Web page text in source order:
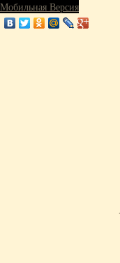
Мобильная Версия